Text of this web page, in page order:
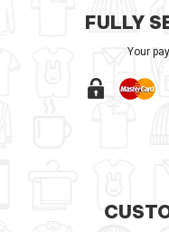
FULLY
Your